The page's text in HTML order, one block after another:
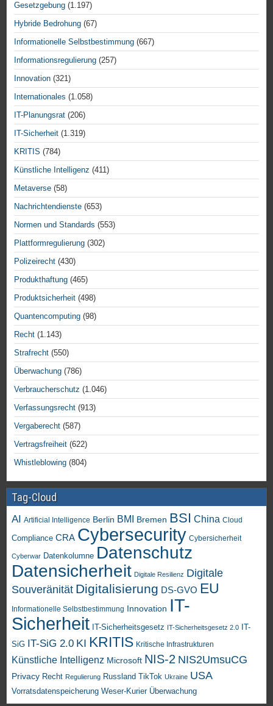
Gesetzgebung (1.197)
Hybride Bedrohung (67)
Informationelle Selbstbestimmung (667)
Informationsregulierung (257)
Innovation (321)
Internationales (1.058)
IT-Planungsrat (206)
IT-Sicherheit (1.319)
KRITIS (784)
Künstliche Intelligenz (411)
Metaverse (58)
Nachrichtendienste (653)
Normen und Standards (553)
Plattformregulierung (302)
Polizeirecht (430)
Produkthaftung (465)
Produktsicherheit (498)
Quantencomputing (98)
Recht (1.143)
Strafrecht (550)
Überwachung (786)
Verbraucherschutz (1.046)
Verfassungsrecht (913)
Vergaberecht (587)
Vertragsfreiheit (622)
Whistleblowing (804)
Tag-Cloud
AI Artificial Intelligence Berlin BMI Bremen BSI China Cloud
Compliance CRA Cybersecurity Cybersicherheit
Cyberwar Datenkolumne Datenschutz
Datensicherheit Digitale Resilienz Digitale
Souveränität Digitalisierung DS-GVO EU
Informationelle Selbstbestimmung Innovation IT-
Sicherheit IT-Sicherheitsgesetz IT-Sicherheitsgesetz 2.0
IT-
SiG IT-SiG 2.0 KI KRITIS Kritische Infrastrukturen
Künstliche Intelligenz Microsoft NIS-2 NIS2UmsuCG
Privacy Recht Regulierung Russland TikTok Ukraine USA
Vorratsdatenspeicherung Weser-Kurier Überwachung